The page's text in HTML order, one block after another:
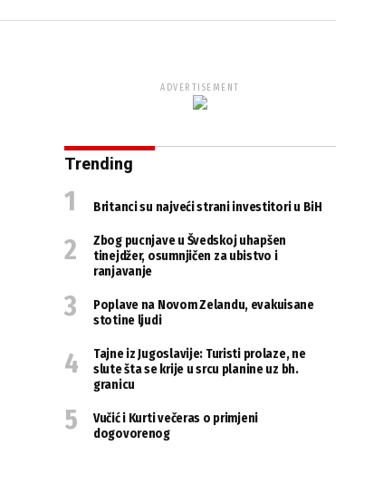
ADVERTISEMENT
Trending
Britanci su najveći strani investitori u BiH
Zbog pucnjave u Švedskoj uhapšen
tinejdžer, osumnjičen za ubistvo i
ranjavanje
Poplave na Novom Zelandu, evakuisane
stotine ljudi
Tajne iz Jugoslavije: Turisti prolaze, ne
slute šta se krije u srcu planine uz bh.
granicu
Vučić i Kurti večeras o primjeni
dogovorenog